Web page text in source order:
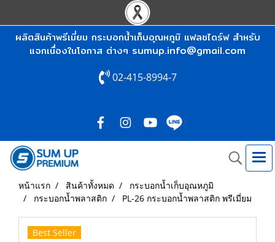
ผลิตสินค้าพรีเมี่ยม กระบอกน้ำเก็บอุณหภูมิ แฟลชไดร์ฟ สำหรับ
แจกเนื่องในโอกาส ต่างๆ sumup.info@gmail.com
02-415-8994-7
หน้าแรก สินค้าทั้งหมด
กระบอกน้ำเก็บอุณหภูมิ
กระบอกน้ำพลาสติก
PL-26 กระบอกน้ำพลาสติก พรีเมี่ยม
Best Seller